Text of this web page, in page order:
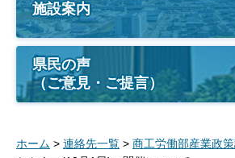
施設案内
県民の声
（ご意見・ご提言）
ホーム > 連絡先一覧 > 商工労働部産業政